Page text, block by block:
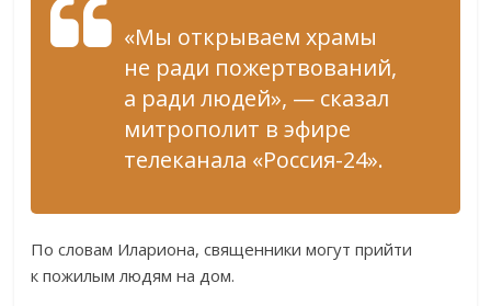
«Мы открываем храмы
не ради пожертвований,
а ради людей», — сказал
митрополит в эфире
телеканала «Россия-24».
По словам Илариона, священники могут прийти
к пожилым людям на дом.